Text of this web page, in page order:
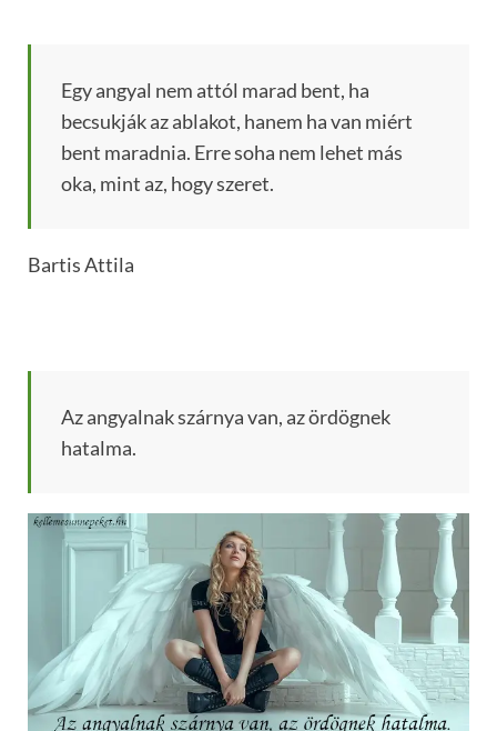
Egy angyal nem attól marad bent, ha
becsukják az ablakot, hanem ha van miért
bent maradnia. Erre soha nem lehet más
oka, mint az, hogy szeret.
Bartis Attila
Az angyalnak szárnya van, az ördögnek
hatalma.